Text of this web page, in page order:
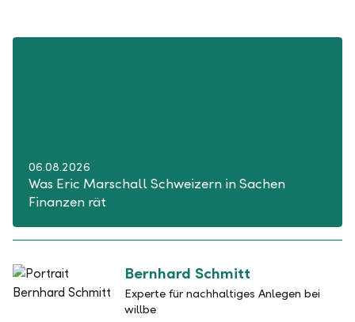
06.08.2026
Was Eric Marschall Schweizern in Sachen
Finanzen rät
Bernhard Schmitt
Experte für nachhaltiges Anlegen bei
willbe